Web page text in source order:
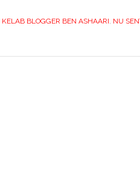
KELAB BLOGGER BEN ASHAARI, NU